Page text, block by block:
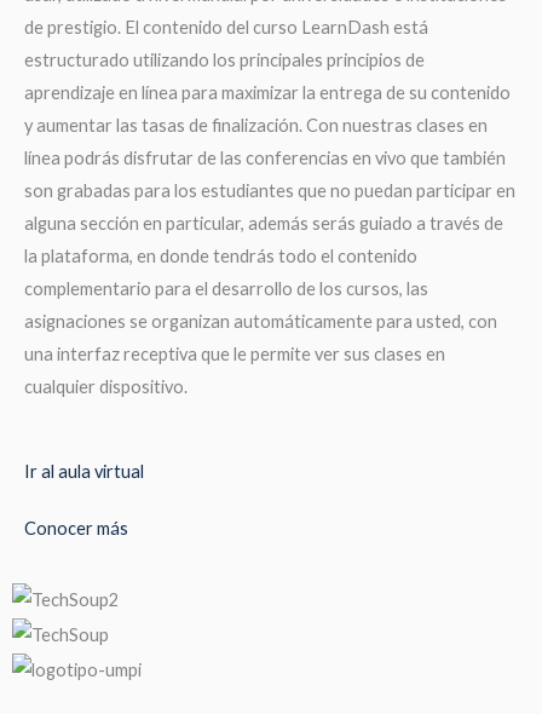
de prestigio. El contenido del curso LearnDash está
estructurado utilizando los principales principios de
aprendizaje en línea para maximizar la entrega de su contenido
y aumentar las tasas de finalización. Con nuestras clases en
línea podrás disfrutar de las conferencias en vivo que también
son grabadas para los estudiantes que no puedan participar en
alguna sección en particular, además serás guiado a través de
la plataforma, en donde tendrás todo el contenido
complementario para el desarrollo de los cursos, las
asignaciones se organizan automáticamente para usted, con
una interfaz receptiva que le permite ver sus clases en
cualquier dispositivo.
Ir al aula virtual
Conocer más